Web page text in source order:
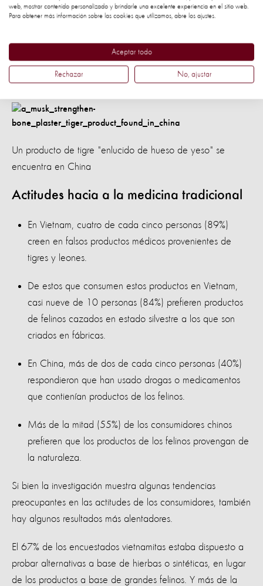
su vida”.
mundo a través de barras de metal, y
solo sentirán la dureza del concreto bajo
sus patas.
Un producto de tigre "enlucido de hueso de yeso" se
encuentra en China
Actitudes hacia a la medicina tradicional
En Vietnam, cuatro de cada cinco personas (89%)
creen en falsos productos médicos provenientes de
tigres y leones.
De estos que consumen estos productos en Vietnam,
casi nueve de 10 personas (84%) prefieren productos
de felinos cazados en estado silvestre a los que son
criados en fábricas.
En China, más de dos de cada cinco personas (40%)
respondieron que han usado drogas o medicamentos
que contienían productos de los felinos.
Más de la mitad (55%) de los consumidores chinos
prefieren que los productos de los felinos provengan de
la naturaleza.
Si bien la investigación muestra algunas tendencias
preocupantes en las actitudes de los consumidores, también
hay algunos resultados más alentadores.
El 67% de los encuestados vietnamitas estaba dispuesto a
probar alternativas a base de hierbas o sintéticas, en lugar
de los productos a base de grandes felinos. Y más de la
web, mostrar contenido personalizado y brindarle una excelente experiencia en el sitio web.
Para obtener más información sobre las cookies que utilizamos, abre los ajustes.
Aceptar todo
Rechazar No, ajustar